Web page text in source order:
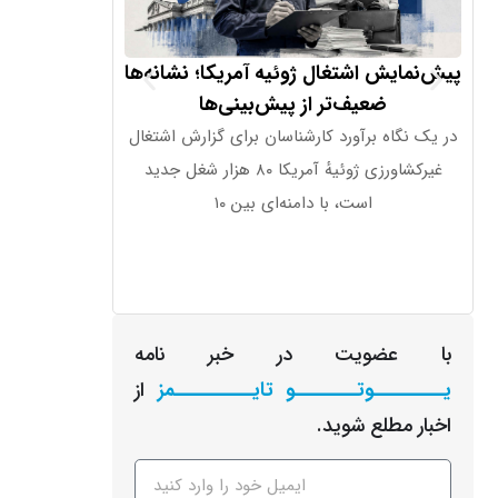
پیش‌نمایش اشتغال ژوئیه آمریکا؛ نشانه‌ها
ضعیف‌تر از پیش‌بینی‌ها
در یک نگاه برآورد کارشناسان برای گزارش اشتغال
غیرکشاورزی ژوئیهٔ آمریکا ۸۰ هزار شغل جدید
است، با دامنه‌ای بین ۱۰
با عضویت در خبر نامه
یـــــــــوتــــــــو تایــــــــــمز از
اخبار مطلع شوید.